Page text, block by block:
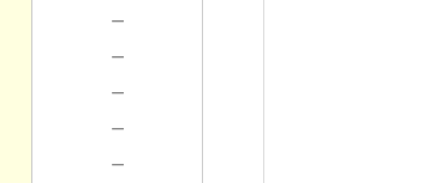
－
－
－
－
－